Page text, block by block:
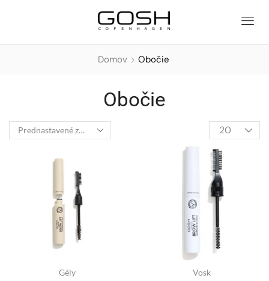
Domov Obočie
Obočie
Gély Vosk